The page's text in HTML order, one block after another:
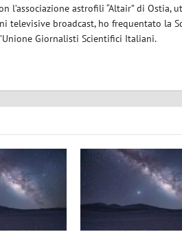
l’associazione astrofili “Altair” di Ostia,
televisive broadcast, ho frequentato la
Giornalisti Scientifici Italiani.